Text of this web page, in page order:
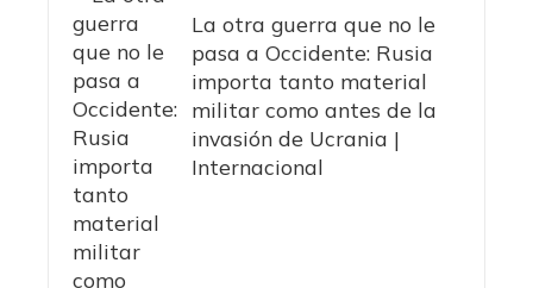
La otra guerra que no le
pasa a Occidente: Rusia
importa tanto material
militar como antes de la
invasión de Ucrania |
Internacional